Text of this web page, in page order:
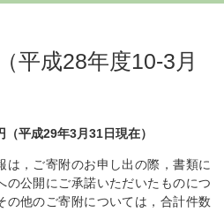
平成28年度10-3月
平成29年3月31日現在）
は，ご寄附のお申し出の際，書類に
の公開にご承諾いただいたものにつ
の他のご寄附については，合計件数